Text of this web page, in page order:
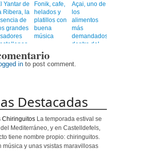
Yantar de
Ribera, la
de
grandes
de
Fonik, cafe,
helados y
platillos con
buena
música
Açai, uno de
los
alimentos
más
demandados
dentro del
healthy
in to post comment.
Destacadas
Chiringuitos La temporada estival se
Mediterráneo, y en Castelldefels,
tiene nombre propio: chiringuitos.
música y unas vsistas maravillosas